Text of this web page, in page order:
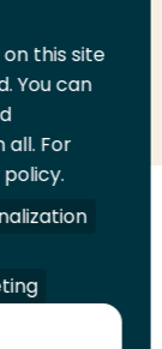
Contact
this site
You can
all. For